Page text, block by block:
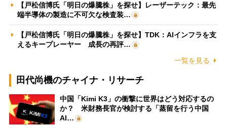
【戸松信博氏「明日の爆騰株」を探せ】レーザーテック：最先
端半導体の製造に不可欠な検査装…
【戸松信博氏「明日の爆騰株」を探せ】TDK：AIインフラを支
えるキープレーヤー 成長の再評…
一覧を見る
田代尚機のチャイナ・リサーチ
中国「Kimi K3」の衝撃に世界はどう対応するの
か？ 米財務長官が検討する「蒸留を行う中国
AI…